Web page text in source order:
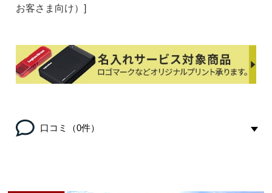
お客さま向け）]
口コミ（0件）